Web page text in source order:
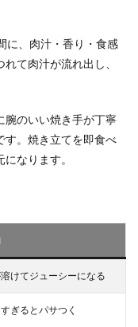
に、肉汁・香り・食感
て肉汁が流れ出し、
腕のいい焼き手が丁寧
す。焼き立てを即食べ
なります。
けてジューシーになる
ぎるとパサつく